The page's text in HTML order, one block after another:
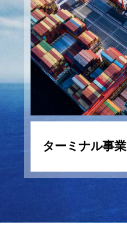
ターミナル事業